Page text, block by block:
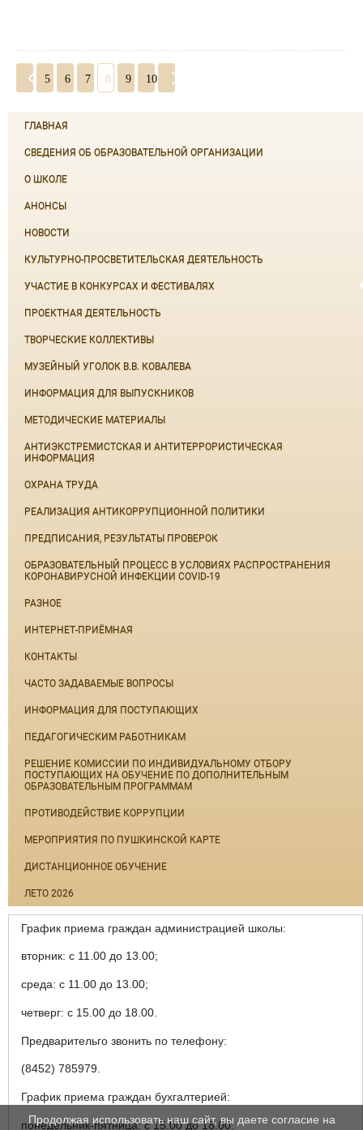
5 6 7 8 9 10
ГЛАВНАЯ
СВЕДЕНИЯ ОБ ОБРАЗОВАТЕЛЬНОЙ ОРГАНИЗАЦИИ
О ШКОЛЕ
АНОНСЫ
НОВОСТИ
КУЛЬТУРНО-ПРОСВЕТИТЕЛЬСКАЯ ДЕЯТЕЛЬНОСТЬ
УЧАСТИЕ В КОНКУРСАХ И ФЕСТИВАЛЯХ
ПРОЕКТНАЯ ДЕЯТЕЛЬНОСТЬ
ТВОРЧЕСКИЕ КОЛЛЕКТИВЫ
МУЗЕЙНЫЙ УГОЛОК В.В. КОВАЛЕВА
ИНФОРМАЦИЯ ДЛЯ ВЫПУСКНИКОВ
МЕТОДИЧЕСКИЕ МАТЕРИАЛЫ
АНТИЭКСТРЕМИСТСКАЯ И АНТИТЕРРОРИСТИЧЕСКАЯ
ИНФОРМАЦИЯ
ОХРАНА ТРУДА
РЕАЛИЗАЦИЯ АНТИКОРРУПЦИОННОЙ ПОЛИТИКИ
ПРЕДПИСАНИЯ, РЕЗУЛЬТАТЫ ПРОВЕРОК
ОБРАЗОВАТЕЛЬНЫЙ ПРОЦЕСС В УСЛОВИЯХ РАСПРОСТРАНЕНИЯ
КОРОНАВИРУСНОЙ ИНФЕКЦИИ COVID-19
РАЗНОЕ
ИНТЕРНЕТ-ПРИЁМНАЯ
КОНТАКТЫ
ЧАСТО ЗАДАВАЕМЫЕ ВОПРОСЫ
ИНФОРМАЦИЯ ДЛЯ ПОСТУПАЮЩИХ
ПЕДАГОГИЧЕСКИМ РАБОТНИКАМ
РЕШЕНИЕ КОМИССИИ ПО ИНДИВИДУАЛЬНОМУ ОТБОРУ
ПОСТУПАЮЩИХ НА ОБУЧЕНИЕ ПО ДОПОЛНИТЕЛЬНЫМ
ОБРАЗОВАТЕЛЬНЫМ ПРОГРАММАМ
ПРОТИВОДЕЙСТВИЕ КОРРУПЦИИ
МЕРОПРИЯТИЯ ПО ПУШКИНСКОЙ КАРТЕ
ДИСТАНЦИОННОЕ ОБУЧЕНИЕ
ЛЕТО 2026
График приема граждан администрацией школы:
вторник: с 11.00 до 13.00;
среда: с 11.00 до 13.00;
четверг: с 15.00 до 18.00.
Предварительго звонить по телефону:
(8452) 785979.
График приема граждан бухгалтерией:
понедельник-пятница: с 15.00 до 18.00.
Продолжая использовать наш сайт, вы даете согласие на